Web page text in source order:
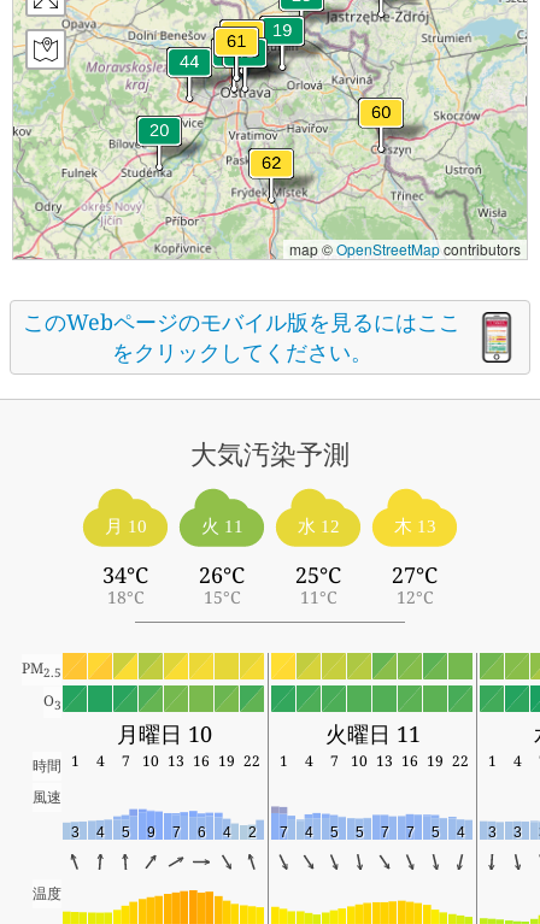
map ©OpenStreetMapcontributors
このWebページのモバイル版を見るにはここ
をクリックしてください。
大気汚染予測
月 10
34°C
18°C
火 11
26°C
15°C
水 12
25°C
11°C
木 13
27°C
12°C
PM2.5
O3
月曜日 10 火曜日 11
時間 1 4 7 10 13 16 19 22 1 4 7 10 13 16 19 22 1 4
風速
3 4 5 9 7 6 4 2 7 4 5 5 7 7 5 4 3 3
温度